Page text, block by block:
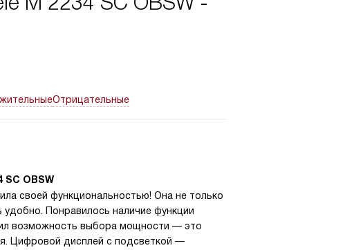
Отрицательные
SC OBSW
своей функциональностью! Она не только
Понравилось наличие функции
возможность выбора мощности — это
Цифровой дисплей с подсветкой —